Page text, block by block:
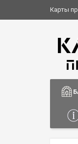
Карты